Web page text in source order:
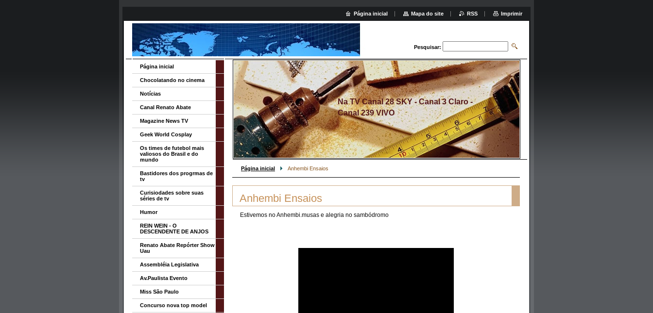
Pesquisar:
Na TV Canal 28 SKY - Canal 3 Claro -
Canal 239 VIVO
Página inicial Anhembi Ensaios
Anhembi Ensaios
Estivemos no Anhembi.musas e alegria no sambódromo
Página inicial
Chocolatando no cinema
Notícias
Canal Renato Abate
Magazine News TV
Geek World Cosplay
Os times de futebol mais
valiosos do Brasil e do
mundo
Bastidores dos progrmas de
tv
Curisiodades sobre suas
séries de tv
Humor
REIN WEIN - O
DESCENDENTE DE ANJOS
Renato Abate Repórter Show
Uau
Assembléia Legislativa
Av.Paulista Evento
Miss São Paulo
Concurso nova top model
Página inicial Mapa do site RSS Imprimir